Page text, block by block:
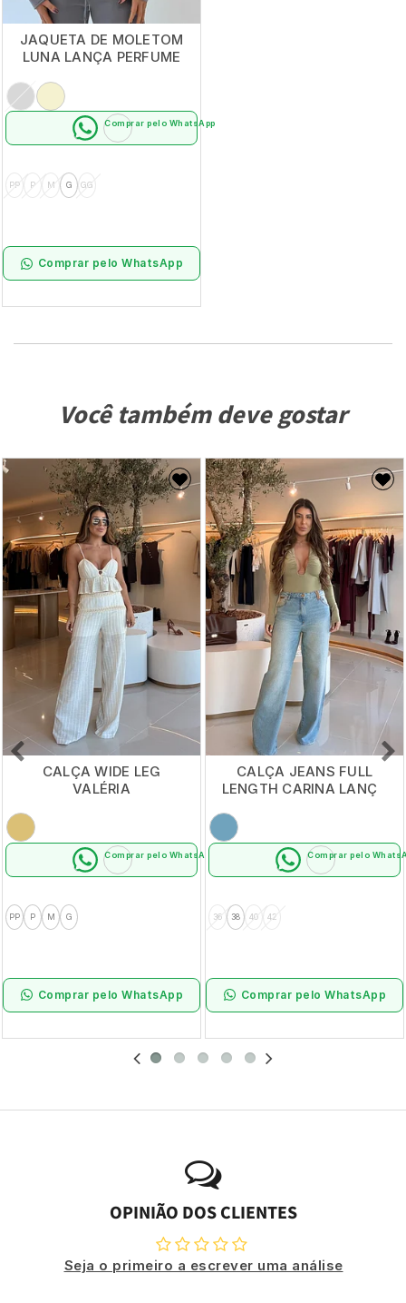
JAQUETA DE MOLETOM
LUNA LANÇA PERFUME
Comprar pelo WhatsApp
PP P M G GG
Comprar pelo WhatsApp
Você também deve gostar
CALÇA WIDE LEG
VALÉRIA
Comprar pelo WhatsApp
PP P M G
Comprar pelo WhatsApp
CALÇA JEANS FULL
LENGTH CARINA LANÇA
Comprar pelo
36 38 40 42
Comprar pelo WhatsApp
OPINIÃO DOS CLIENTES
Seja o primeiro a escrever uma análise